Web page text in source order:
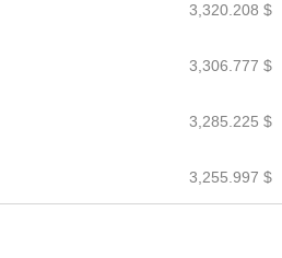
3,320.208 $
3,306.777 $
3,285.225 $
3,255.997 $